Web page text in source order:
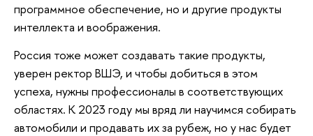
программное обеспечение, но и другие продукты
интеллекта и воображения.
Россия тоже может создавать такие продукты,
уверен ректор ВШЭ, и чтобы добиться в этом
успеха, нужны профессионалы в соответствующих
областях. К 2023 году мы вряд ли научимся собирать
автомобили и продавать их за рубеж, но у нас будет